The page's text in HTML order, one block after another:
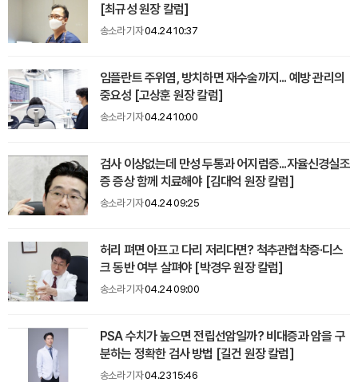
[최규성 원장 칼럼]
송소라 기자04.24 10:37
임플란트 주위염, 방치하면 재수술까지... 예방 관리의
중요성 [고상훈 원장 칼럼]
송소라 기자04.24 10:00
검사 이상없는데 만성 두통과 어지럼증...자율신경실조
증 증상 함께 치료해야 [김대억 원장 칼럼]
송소라 기자04.24 09:25
허리 펴면 아프고 다리 저리다면? 척추관협착증·디스
크 동반 여부 살펴야 [박경우 원장 칼럼]
송소라 기자04.24 09:00
PSA 수치가 높으면 전립선암일까? 비대증과 암을 구
분하는 정확한 검사 방법 [길건 원장 칼럼]
송소라 기자04.23 15:46